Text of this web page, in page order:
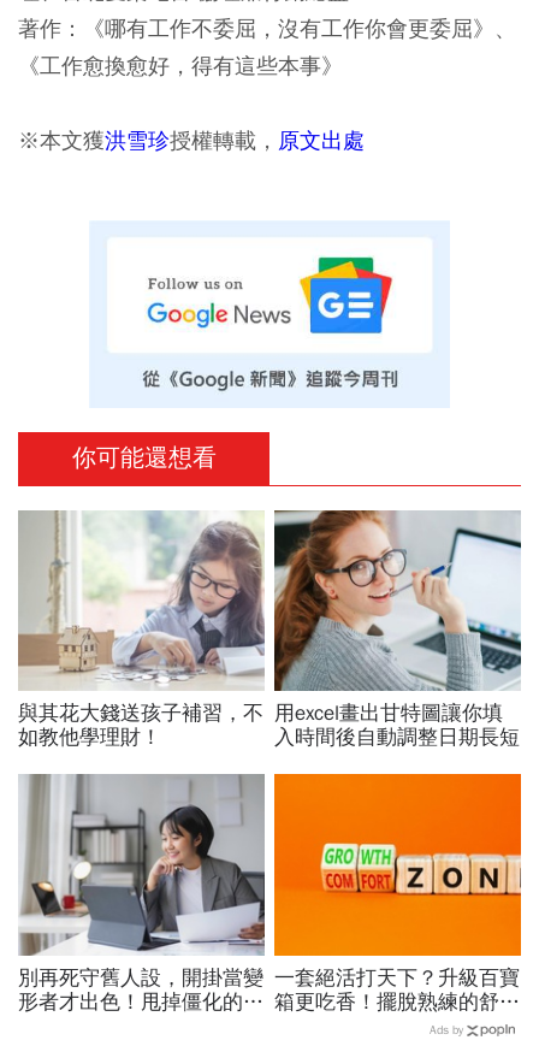
著作：《哪有工作不委屈，沒有工作你會更委屈》、
《工作愈換愈好，得有這些本事》
※本文獲洪雪珍授權轉載， 原文出處
你可能還想看
與其花大錢送孩子補習，不
如教他學理財！
用excel畫出甘特圖讓你填
入時間後自動調整日期長短
別再死守舊人設，開掛當變
形者才出色！甩掉僵化的
一套絕活打天下？升級百寶
箱更吃香！擺脫熟練的舒適
圈，跳出越做越窄的專業陷
Ads by